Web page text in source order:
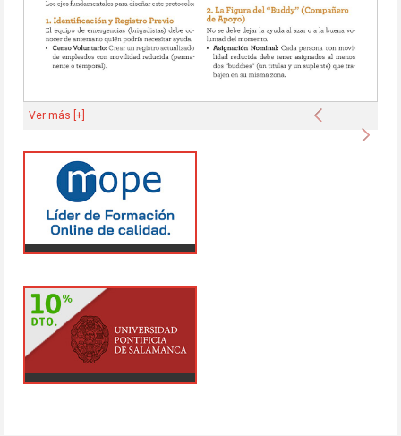
Anterior
Ver más [+]